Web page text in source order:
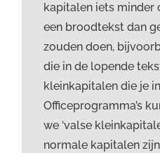
kapitalen iets minder
een broodtekst dan
zouden doen,
die in de lopende
kleinkapitalen die je
Officeprogramma’s
we ‘valse
normale kapitalen